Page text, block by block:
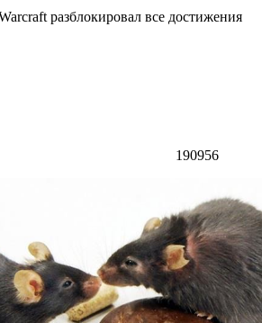
разблокировал все достижения
190956